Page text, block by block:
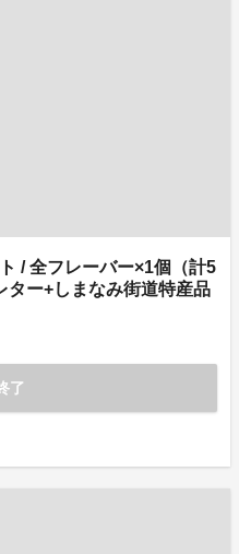
/ 全フレーバー×1個（計5
ター+しまなみ街道特産品
了